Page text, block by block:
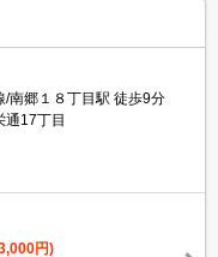
/南郷１８丁目駅 徒歩9分
通17丁目
円)